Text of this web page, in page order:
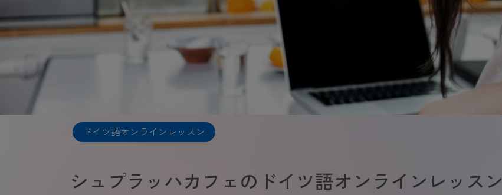
ドイツ語オンラインレッスン
シュプラッハカフェのドイツ語オンラインレッスン